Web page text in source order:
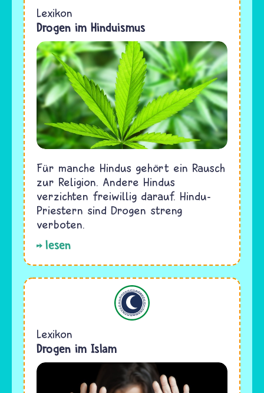
Lexikon
Drogen im Hinduismus
Für manche Hindus gehört ein Rausch
zur Religion. Andere Hindus
verzichten freiwillig darauf. Hindu-
Priestern sind Drogen streng
verboten.
lesen
Lexikon
Drogen im Islam